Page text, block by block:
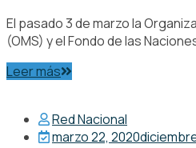
El pasado 3 de marzo la
(OMS) y el Fondo de las
Leer más
Red Nacional
marzo 22, 2020